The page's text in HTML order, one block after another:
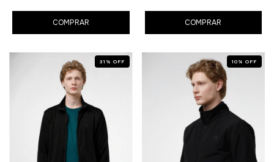
COMPRAR COMPRAR
31 % OFF 10 % OFF